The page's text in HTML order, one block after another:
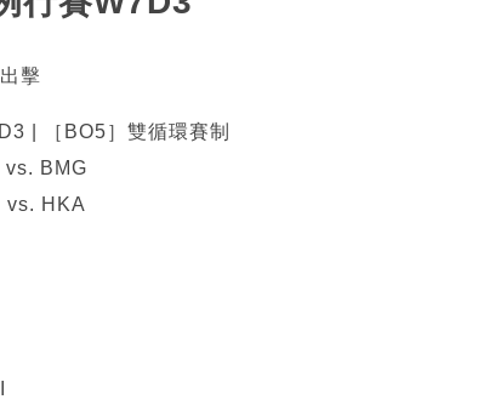
擊
| ［BO5］雙循環賽制
BMG
vs. HKA